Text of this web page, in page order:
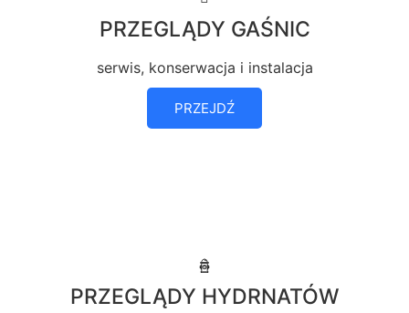
PRZEGLĄDY GAŚNIC
serwis, konserwacja i instalacja
PRZEJDŹ
PRZEGLĄDY HYDRNATÓW